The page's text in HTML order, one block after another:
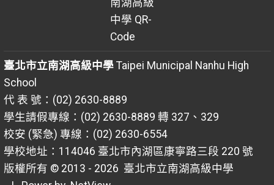
臺北市立南湖高級中學Taipei Municipal Nanhu High
School
代 表 號：(02) 2630-8889
學生請假專線：(02) 2630-8889 轉 327、329
校安 (緊急) 專線：(02) 2630-6554
學校地址：114046 臺北市內湖區康寧路三段 220 號
版權所有 © 2013 - 2026 臺北市立南湖高級中學